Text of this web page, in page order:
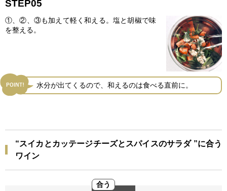
STEP05
①、②、③も加えて軽く和える。塩と胡椒で味
を整える。
水分が出てくるので、和えるのは食べる直前に。
“スイカとカッテージチーズとスパイスのサラダ ”に合う
ワイン
合う